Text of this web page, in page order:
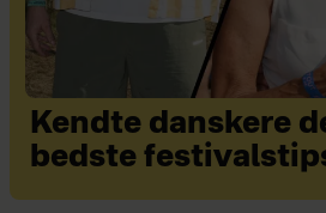
Kendte danskere
bedste